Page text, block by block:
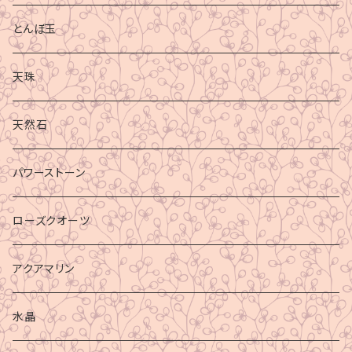
とんぼ玉
天珠
天然石
パワーストーン
ローズクオーツ
アクアマリン
水晶